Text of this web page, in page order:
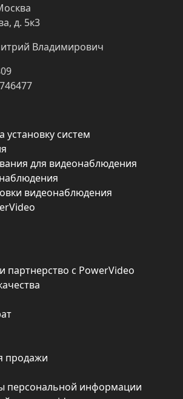
д. 5к3
Владимирович
установку систем
для видеонаблюдения
видеонаблюдения
партнерство с PowerVideo
продажи
персональной информации